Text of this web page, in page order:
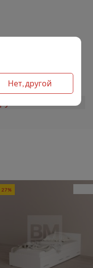
27%
Нет, другой